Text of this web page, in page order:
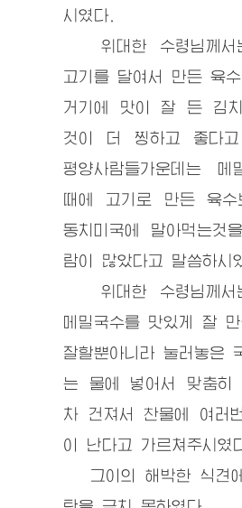
시였다.
위대한 수령 님께
고기를 달여서 만든 육
거기에 맛이 잘 든 김
것이 더 찡하고 좋다
평양사람들가운데는 메
때에 고기로 만든 육수
동치미국에 말아먹는것
람이 많았다고 말씀하시
위대한 수령 님께
메밀국수를 맛있게 잘
잘할뿐아니라 눌러놓은
는 물에 넣어서 맞춤히
차 건져서 찬물에 여러
이 난다고 가르쳐주시였
그이의 해박한 식견